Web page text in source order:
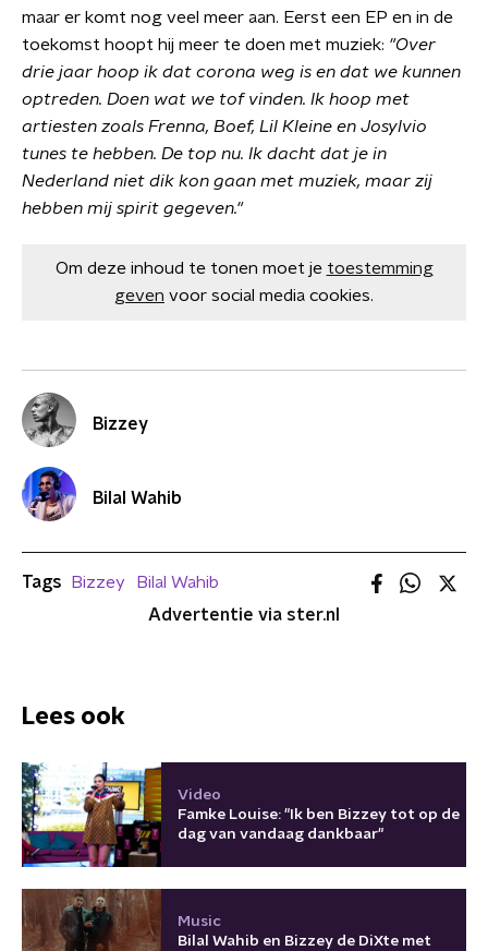
maar er komt nog veel meer aan. Eerst een EP en in de
toekomst hoopt hij meer te doen met muziek: "Over
drie jaar hoop ik dat corona weg is en dat we kunnen
optreden. Doen wat we tof vinden. Ik hoop met
artiesten zoals Frenna, Boef, Lil Kleine en Josylvio
tunes te hebben. De top nu. Ik dacht dat je in
Nederland niet dik kon gaan met muziek, maar zij
hebben mij spirit gegeven."
Om deze inhoud te tonen moet je toestemming
geven voor social media cookies.
Bizzey
Bilal Wahib
Tags Bizzey
Bilal Wahib
Advertentie via ster.nl
Lees ook
Video
Famke Louise: "Ik ben Bizzey tot op de
dag van vandaag dankbaar"
Music
Bilal Wahib en Bizzey de DiXte met